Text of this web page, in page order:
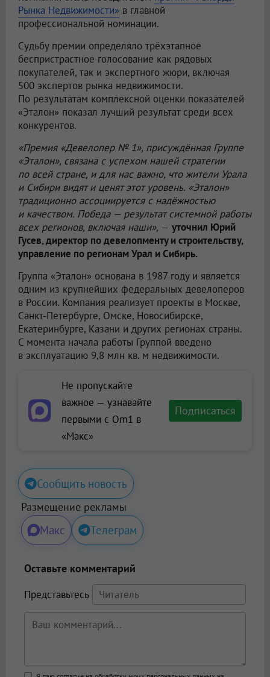
Рынка Недвижимости» в главной
профессиональной номинации.
Судьбу премии определяло трёхэтапное
беспристрастное голосование как рядовых
покупателей, так и экспертного жюри, включая
500 экспертов рынка недвижимости.
По результатам комплексной оценки показателей
«Эталон» показал лучший результат среди всех
конкурентов.
«Премия «Девелопер № 1», присуждённая Группе
«Эталон», связана с успехом нашей стратегии
по всей стране, и для нас важно, что жители Урала
и Сибири видят и ценят этот уровень. «Эталон»
традиционно ассоциируется с надёжностью
и качеством. Победа — результат системной работы
всех регионов, включая наши», — уточнил Юрий
Гусев, директор по девелопменту и строительству,
управление по регионам Урал и Сибирь.
Группа «Эталон» основана в 1987 году и является
одним из крупнейших федеральных девелоперов
в России. Компания реализует проекты в Москве,
Санкт-Петербурге, Омске, Новосибирске,
Екатеринбурге, Казани и других регионах страны.
С момента начала работы Группой введено
в эксплуатацию 9,8 млн кв. м недвижимости.
Не пропускайте
важное — узнавайте
первыми с Om1 в
«Макс»
Подписаться
Сообщить новость
Размещение рекламы
Макс Телеграм
Оставьте комментарий
Представьтесь